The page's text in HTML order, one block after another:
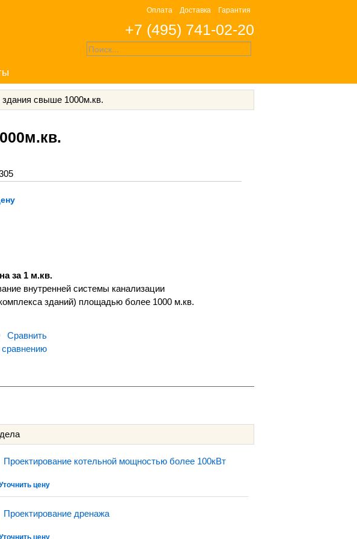
Оплата Доставка Гарантия
+7 (495) 741-02-20
здания свыше 1000м.кв.
за 1 м.кв.
внутренней системы канализации
зданий) площадью более 1000 м.кв.
Сравнить
Проектирование котельной мощностью более 100кВт
цену
Проектирование дренажа
цену